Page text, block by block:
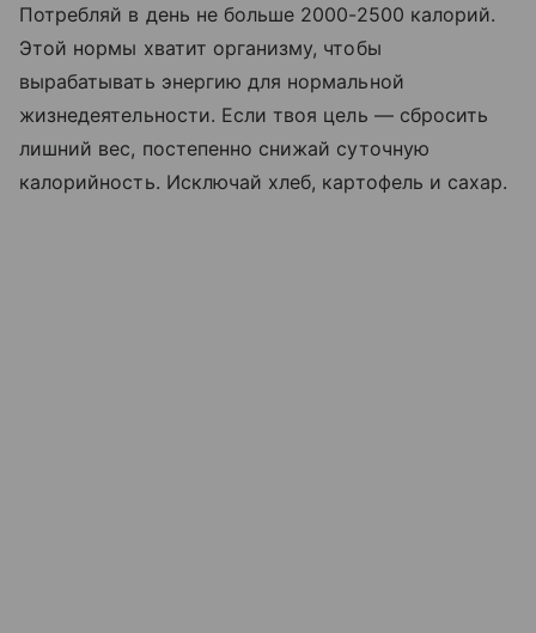
Потребляй в день не больше 2000-2500 калорий.
Этой нормы хватит организму, чтобы
вырабатывать энергию для нормальной
жизнедеятельности. Если твоя цель — сбросить
лишний вес, постепенно снижай суточную
калорийность. Исключай хлеб, картофель и сахар.